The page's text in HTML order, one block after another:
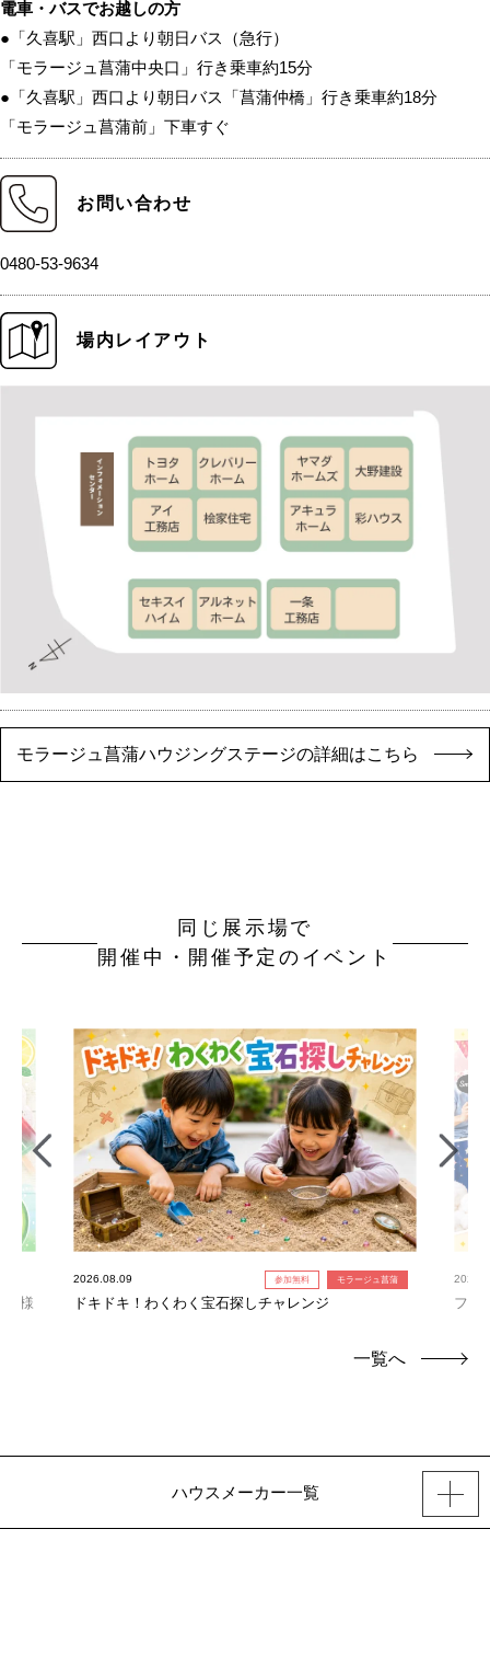
電車・バスでお越しの方
●「久喜駅」西口より朝日バス（急行）
「モラージュ菖蒲中央口」行き乗車約15分
●「久喜駅」西口より朝日バス「菖蒲仲橋」行き乗車約18分
「モラージュ菖蒲前」下車すぐ
お問い合わせ
0480-53-9634
場内レイアウト
モラージュ菖蒲ハウジングステージの詳細はこちら
同じ展示場で
開催中・開催予定のイベント
子様
2026.08.09 参加無料 モラージュ菖蒲
ドキドキ！わくわく宝石探しチャレンジ フォ
一覧へ
ハウスメーカー一覧